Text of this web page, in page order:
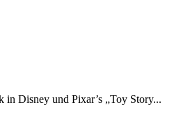
in Disney und Pixar’s „Toy Story...